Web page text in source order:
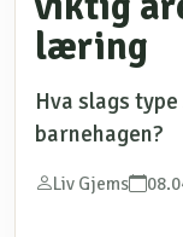
læring
Hva slags
barnehagen?
Liv Gjems